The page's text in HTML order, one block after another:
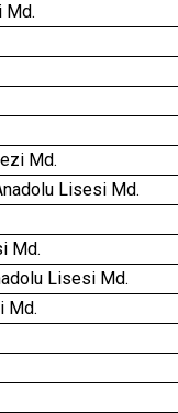
Md.
Md.
Lisesi Md.
Md.
Lisesi Md.
Md.